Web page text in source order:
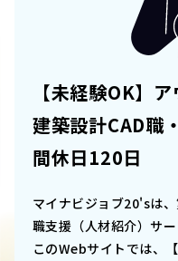
【未経験OK】
建築設計CAD職
間休日120日
マイナビジョブ20'sは
職支援（人材紹介）サー
このWebサイトでは、